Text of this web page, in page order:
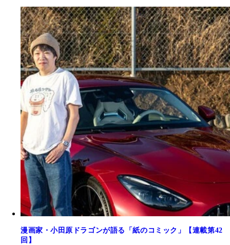
漫画家・小田原ドラゴンが語る「紙のコミック」【連載第42
回】